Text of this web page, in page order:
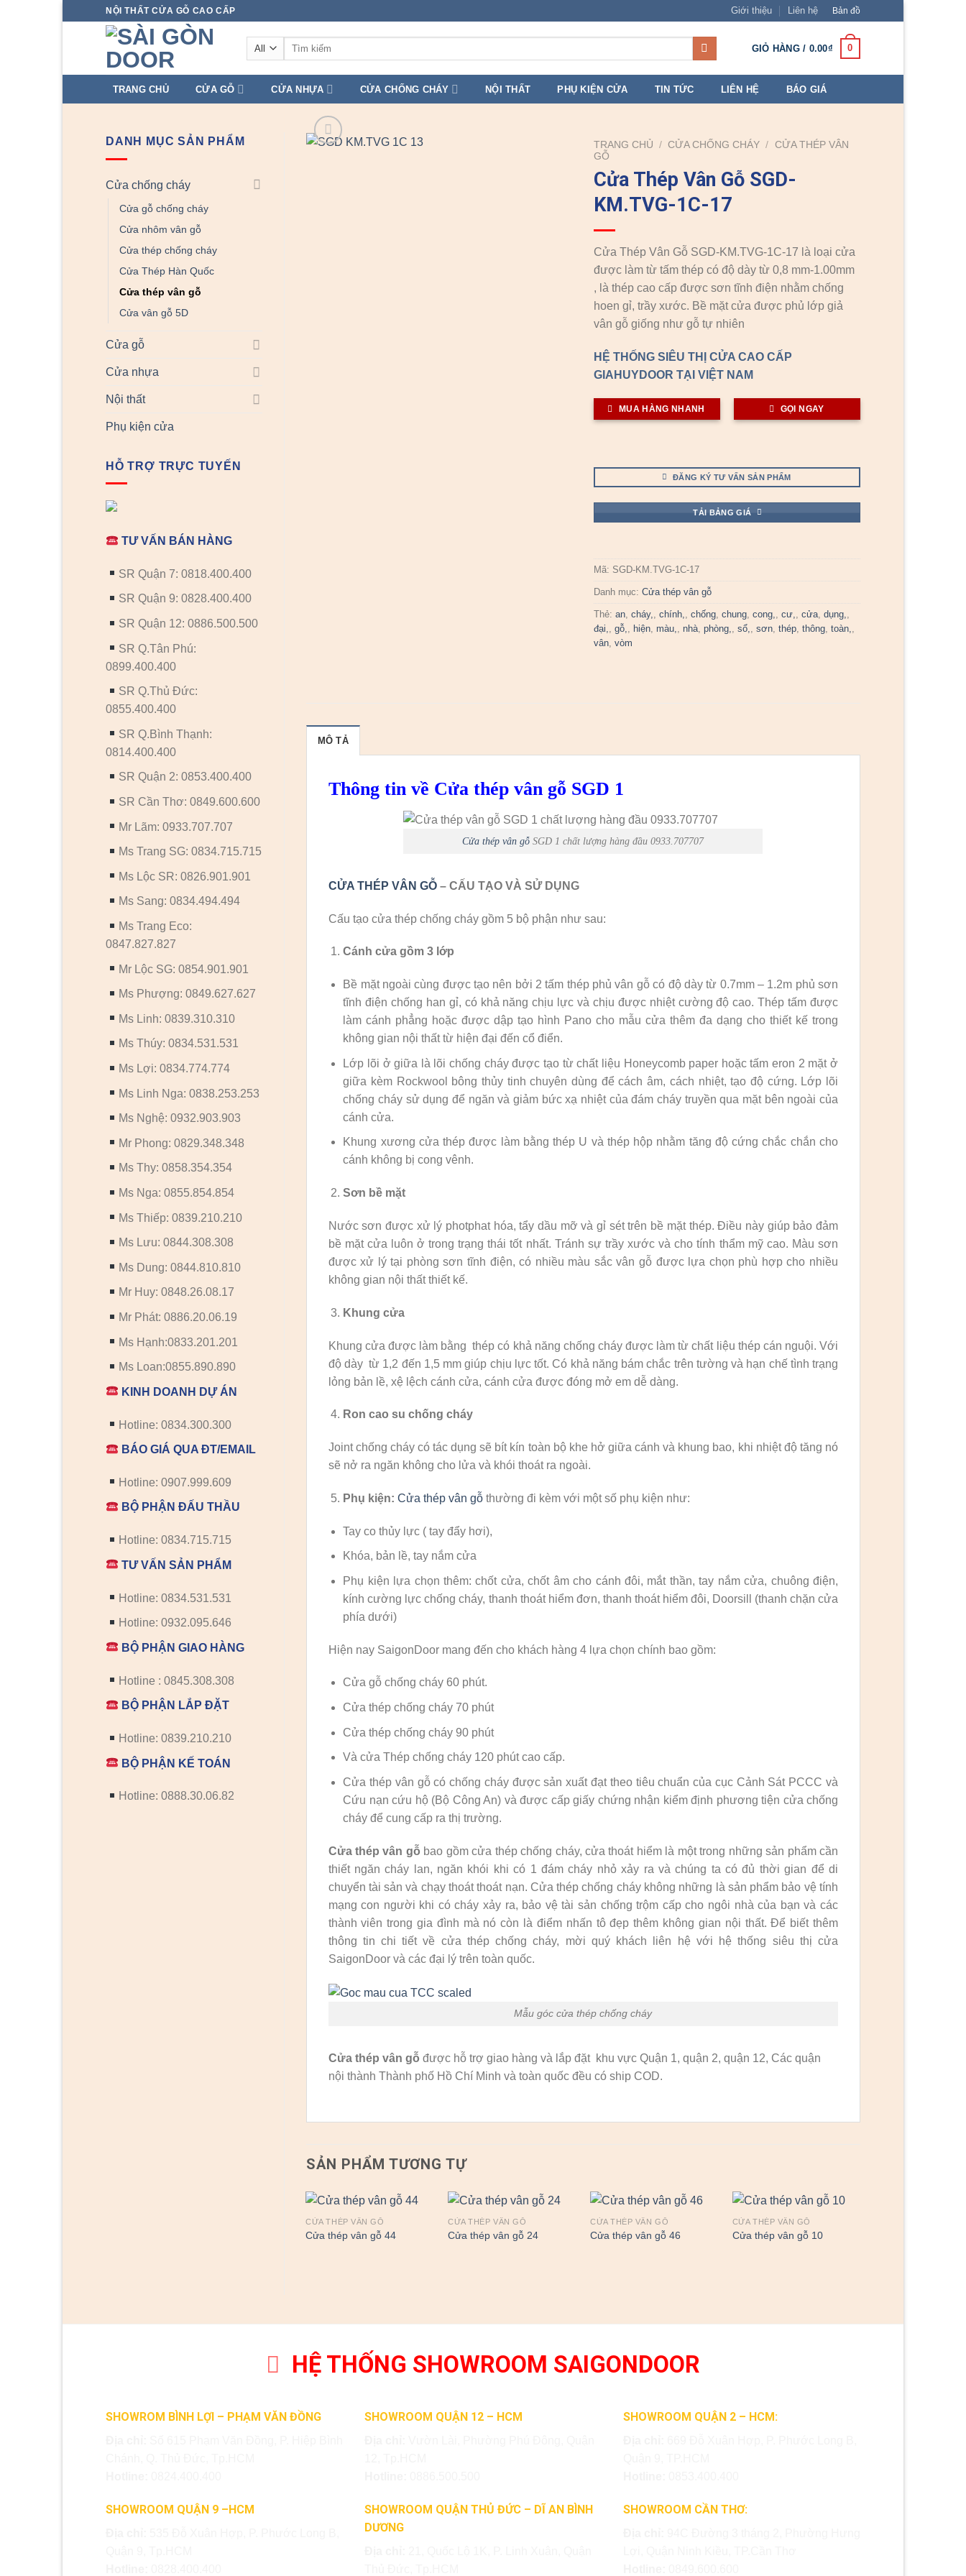
NỘI THẤT CỬA GỖ CAO CẤP Giới thiệu Liên hệ Bản đồ
Tìm
GIỎ HÀNG / 0.00₫ 0
TRANG CHỦ CỬA GỖ CỬA NHỰA CỬA CHỐNG CHÁY NỘI THẤT PHỤ KIỆN CỬA TIN TỨC LIÊN HỆ BÁO GIÁ
DANH MỤC SẢN PHẨM
Cửa chống cháy
Cửa gỗ chống cháy
Cửa nhôm vân gỗ
Cửa thép chống cháy
Cửa Thép Hàn Quốc
Cửa thép vân gỗ
Cửa vân gỗ 5D
Cửa gỗ
Cửa nhựa
Nội thất
Phụ kiện cửa
HỖ TRỢ TRỰC TUYẾN
TƯ VẤN BÁN HÀNG
SR Quận 7: 0818.400.400
SR Quận 9: 0828.400.400
SR Quận 12: 0886.500.500
SR Q.Tân Phú:
0899.400.400
SR Q.Thủ Đức:
0855.400.400
SR Q.Bình Thạnh:
0814.400.400
SR Quận 2: 0853.400.400
SR Cần Thơ: 0849.600.600
Mr Lãm: 0933.707.707
Ms Trang SG: 0834.715.715
Ms Lộc SR: 0826.901.901
Ms Sang: 0834.494.494
Ms Trang Eco:
0847.827.827
Mr Lộc SG: 0854.901.901
Ms Phượng: 0849.627.627
Ms Linh: 0839.310.310
Ms Thúy: 0834.531.531
Ms Lợi: 0834.774.774
Ms Linh Nga: 0838.253.253
Ms Nghệ: 0932.903.903
Mr Phong: 0829.348.348
Ms Thy: 0858.354.354
Ms Nga: 0855.854.854
Ms Thiếp: 0839.210.210
Ms Lưu: 0844.308.308
Ms Dung: 0844.810.810
Mr Huy: 0848.26.08.17
Mr Phát: 0886.20.06.19
Ms Hạnh:0833.201.201
Ms Loan:0855.890.890
KINH DOANH DỰ ÁN
Hotline: 0834.300.300
BÁO GIÁ QUA ĐT/EMAIL
Hotline: 0907.999.609
BỘ PHẬN ĐẤU THẦU
Hotline: 0834.715.715
TƯ VẤN SẢN PHẨM
Hotline: 0834.531.531
Hotline: 0932.095.646
BỘ PHẬN GIAO HÀNG
Hotline : 0845.308.308
BỘ PHẬN LẮP ĐẶT
Hotline: 0839.210.210
BỘ PHẬN KẾ TOÁN
Hotline: 0888.30.06.82
TRANG CHỦ / CỬA CHỐNG CHÁY / CỬA THÉP VÂN
GỖ
Cửa Thép Vân Gỗ SGD-
KM.TVG-1C-17
Cửa Thép Vân Gỗ SGD-KM.TVG-1C-17 là loại cửa
được làm từ tấm thép có độ dày từ 0,8 mm-1.00mm
, là thép cao cấp được sơn tĩnh điện nhằm chống
hoen gỉ, trầy xước. Bề mặt cửa được phủ lớp giả
vân gỗ giống như gỗ tự nhiên
HỆ THỐNG SIÊU THỊ CỬA CAO CẤP
GIAHUYDOOR TẠI VIỆT NAM
MUA HÀNG NHANH GỌI NGAY
ĐĂNG KÝ TƯ VẤN SẢN PHẨM
TẢI BẢNG GIÁ
Mã: SGD-KM.TVG-1C-17
Danh mục:Cửa thép vân gỗ
Thẻ:an,cháy,,chính,,chống,chung,cong,,cư,,cửa,dụng,,
đại,,gỗ,, hiện,màu,,nhà,phòng,,sổ,,sơn,thép,thông,toàn,,
vân,vòm
MÔ TẢ
Thông tin về Cửa thép vân gỗ SGD 1
Cửa thép vân gỗ SGD 1 chất lượng hàng đầu 0933.707707
CỬA THÉP VÂN GỖ– CẤU TẠO VÀ SỬ DỤNG
Cấu tạo cửa thép chống cháy gồm 5 bộ phận như sau:
Cánh cửagồm 3 lớp
Bề mặt ngoài cùng được tạo nên bởi 2 tấm thép phủ vân gỗ có độ dày từ 0.7mm – 1.2m phủ sơn
tĩnh điện chống han gỉ, có khả năng chịu lực và chịu được nhiệt cường độ cao. Thép tấm được
làm cánh phẳng hoặc được dập tạo hình Pano cho mẫu cửa thêm đa dạng cho thiết kế trong
không gian nội thất từ hiện đại đến cổ điển.
Lớp lõi ở giữa là lõi chống cháy được tạo từ chất liệu Honeycomb paper hoặc tấm eron 2 mặt ở
giữa kèm Rockwool bông thủy tinh chuyên dùng để cách âm, cách nhiệt, tạo độ cứng. Lớp lõi
chống cháy sử dụng để ngăn và giảm bức xạ nhiệt của đám cháy truyền qua mặt bên ngoài của
cánh cửa.
Khung xương cửa thép được làm bằng thép U và thép hộp nhằm tăng độ cứng chắc chắn cho
cánh không bị cong vênh.
Sơn bề mặt
Nước sơn được xử lý photphat hóa, tẩy dầu mỡ và gỉ sét trên bề mặt thép. Điều này giúp bảo đảm
bề mặt cửa luôn ở trong trạng thái tốt nhất. Tránh sự trầy xước và cho tính thẩm mỹ cao. Màu sơn
được xử lý tại phòng sơn tĩnh điện, có nhiều màu sắc vân gỗ được lựa chọn phù hợp cho nhiều
không gian nội thất thiết kế.
Khung cửa
Khung cửa được làm bằng thép có khả năng chống cháy được làm từ chất liệu thép cán nguội. Với
độ dày từ 1,2 đến 1,5 mm giúp chịu lực tốt. Có khả năng bám chắc trên tường và hạn chế tình trạng
lỏng bản lề, xệ lệch cánh cửa, cánh cửa được đóng mở em dễ dàng.
Ron cao su chống cháy
Joint chống cháy có tác dụng sẽ bít kín toàn bộ khe hở giữa cánh và khung bao, khi nhiệt độ tăng nó
sẽ nở ra ngăn không cho lửa và khói thoát ra ngoài.
Phụ kiện:Cửa thép vân gỗ thường đi kèm với một số phụ kiện như:
Tay co thủy lực ( tay đẩy hơi),
Khóa, bản lề, tay nắm cửa
Phụ kiện lựa chọn thêm: chốt cửa, chốt âm cho cánh đôi, mắt thần, tay nắm cửa, chuông điện,
kính cường lực chống cháy, thanh thoát hiểm đơn, thanh thoát hiểm đôi, Doorsill (thanh chặn cửa
phía dưới)
Hiện nay SaigonDoor mang đến cho khách hàng 4 lựa chọn chính bao gồm:
Cửa gỗ chống cháy 60 phút.
Cửa thép chống cháy 70 phút
Cửa thép chống cháy 90 phút
Và cửa Thép chống cháy 120 phút cao cấp.
Cửa thép vân gỗ có chống cháy được sản xuất đạt theo tiêu chuẩn của cục Cảnh Sát PCCC và
Cứu nạn cứu hộ (Bộ Công An) và được cấp giấy chứng nhận kiểm định phương tiện cửa chống
cháy để cung cấp ra thị trường.
Cửa thép vân gỗ bao gồm cửa thép chống cháy, cửa thoát hiểm là một trong những sản phẩm cần
thiết ngăn cháy lan, ngăn khói khi có 1 đám cháy nhỏ xảy ra và chúng ta có đủ thời gian để di
chuyển tài sản và chạy thoát thoát nạn. Cửa thép chống cháy không những là sản phẩm bảo vệ tính
mạng con người khi có cháy xảy ra, bảo vệ tài sản chống trộm cấp cho ngôi nhà của bạn và các
thành viên trong gia đình mà nó còn là điểm nhấn tô đẹp thêm không gian nội thất. Để biết thêm
thông tin chi tiết về cửa thép chống cháy, mời quý khách liên hệ với hệ thống siêu thị cửa
SaigonDoor và các đại lý trên toàn quốc.
Mẫu góc cửa thép chống cháy
Cửa thép vân gỗ được hỗ trợ giao hàng và lắp đặt khu vực Quận 1, quận 2, quận 12, Các quận
nội thành Thành phố Hồ Chí Minh và toàn quốc đều có ship COD.
SẢN PHẨM TƯƠNG TỰ
CỬA THÉP VÂN GỖ
Cửa thép vân gỗ 44
CỬA THÉP VÂN GỖ
Cửa thép vân gỗ 24
CỬA THÉP VÂN GỖ
Cửa thép vân gỗ 46
CỬA THÉP VÂN GỖ
Cửa thép vân gỗ 10
HỆ THỐNG SHOWROOM SAIGONDOOR
SHOWROM BÌNH LỢI – PHẠM VĂN ĐỒNG
SHOWROOM QUẬN 9 –HCM
SHOWROOM QUẬN 12 – HCM
SHOWROOM QUẬN THỦ ĐỨC – DĨ AN BÌNH
DƯƠNG
SHOWROOM QUẬN 2 – HCM:
SHOWROOM CẦN THƠ: